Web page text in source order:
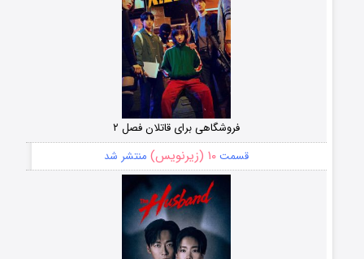
فروشگاهی برای قاتلان فصل ۲
قسمت۱۰ (زیرنویس) منتشر شد